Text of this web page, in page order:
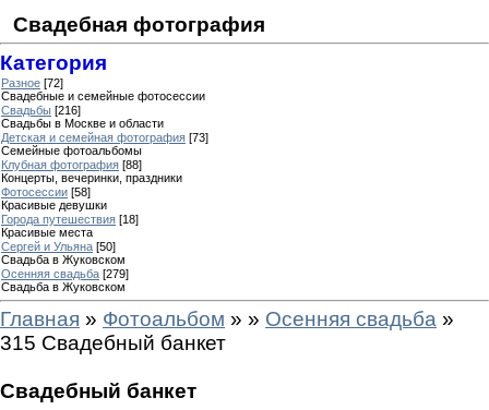
Свадебная фотография
Категория
Разное [72]
Свадебные и семейные фотосессии
Свадьбы [216]
Свадьбы в Москве и области
Детская и семейная фотография [73]
Семейные фотоальбомы
Клубная фотография [88]
Концерты, вечеринки, праздники
Фотосессии [58]
Красивые девушки
Города путешествия [18]
Красивые места
Сергей и Ульяна [50]
Свадьба в Жуковском
Осенняя свадьба [279]
Свадьба в Жуковском
Главная » Фотоальбом » » Осенняя свадьба »
315 Свадебный банкет
Свадебный банкет